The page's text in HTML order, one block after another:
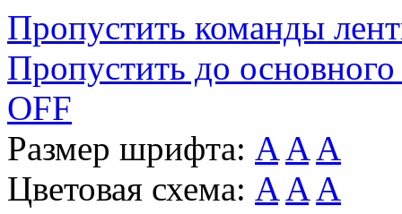
Пропустить команды
Пропустить до основного
OFF
Размер шрифта: A A A
Цветовая схема: A A A